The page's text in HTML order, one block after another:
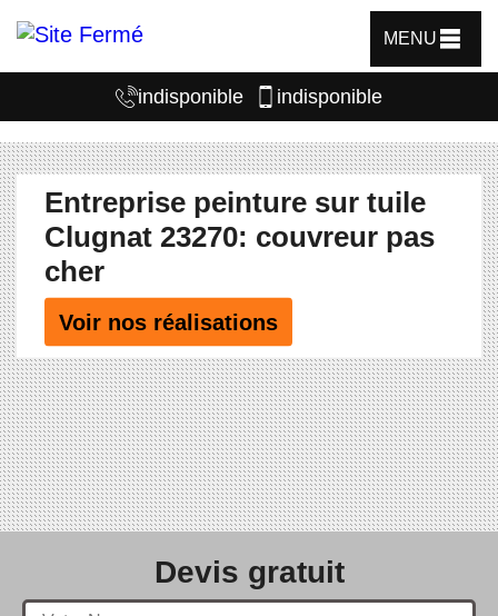
MENU
indisponible indisponible
Entreprise peinture sur tuile
Clugnat 23270: couvreur pas
cher
Voir nos réalisations
Devis gratuit